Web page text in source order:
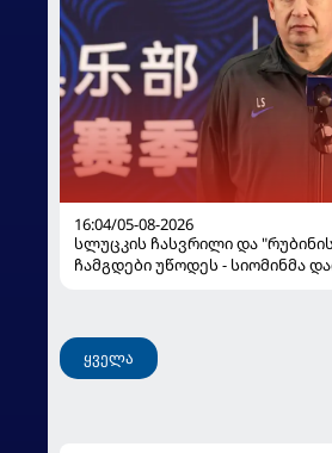
16:04/05-08-2026
სლუცკის ჩასვრილი და
ჩამგდები უწოდეს - სიომინმა
ყველა